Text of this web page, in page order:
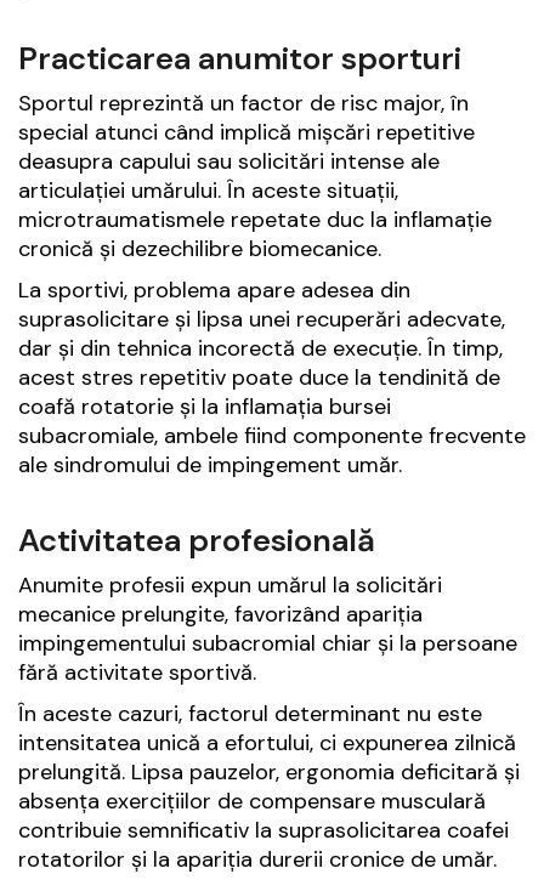
Practicarea anumitor sporturi
Sportul reprezintă un factor de risc major, în
special atunci când implică mișcări repetitive
deasupra capului sau solicitări intense ale
articulației umărului. În aceste situații,
microtraumatismele repetate duc la inflamație
cronică și dezechilibre biomecanice.
La sportivi, problema apare adesea din
suprasolicitare și lipsa unei recuperări adecvate,
dar și din tehnica incorectă de execuție. În timp,
acest stres repetitiv poate duce la tendinită de
coafă rotatorie și la inflamația bursei
subacromiale, ambele fiind componente frecvente
ale sindromului de impingement umăr.
Activitatea profesională
Anumite profesii expun umărul la solicitări
mecanice prelungite, favorizând apariția
impingementului subacromial chiar și la persoane
fără activitate sportivă.
În aceste cazuri, factorul determinant nu este
intensitatea unică a efortului, ci expunerea zilnică
prelungită. Lipsa pauzelor, ergonomia deficitară și
absența exercițiilor de compensare musculară
contribuie semnificativ la suprasolicitarea coafei
rotatorilor și la apariția durerii cronice de umăr.